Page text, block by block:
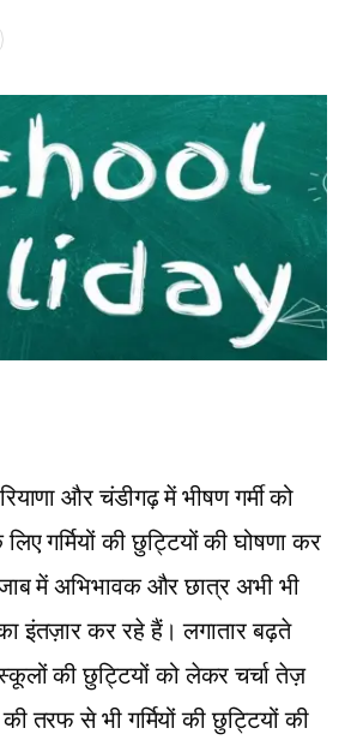
और चंडीगढ़ में भीषण गर्मी को
गर्मियों की छुट्टियों की घोषणा कर
में अभिभावक और छात्र अभी भी
इंतज़ार कर रहे हैं। लगातार बढ़ते
की छुट्टियों को लेकर चर्चा तेज़
तरफ से भी गर्मियों की छुट्टियों की